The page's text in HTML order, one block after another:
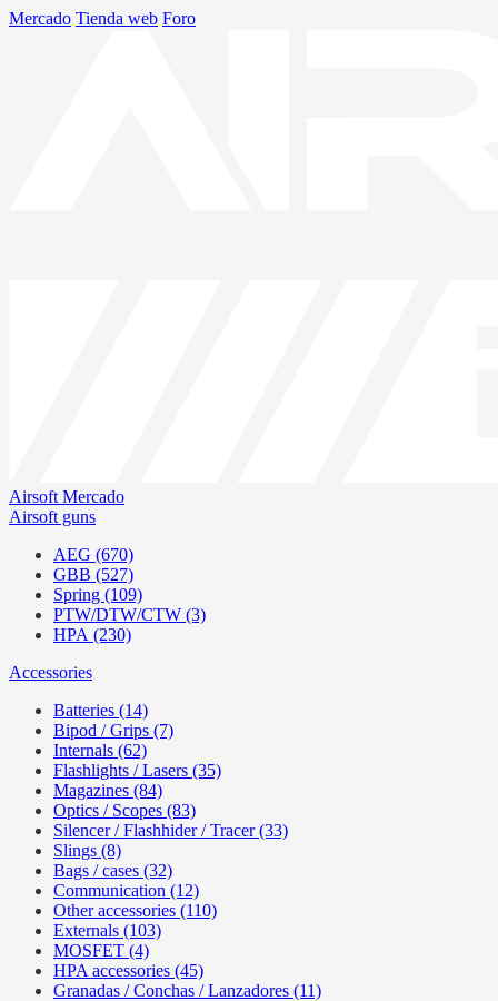
Mercado Tienda web Foro
Airsoft Mercado
Airsoft guns
AEG (670)
GBB (527)
Spring (109)
PTW/DTW/CTW (3)
HPA (230)
Accessories
Batteries (14)
Bipod / Grips (7)
Internals (62)
Flashlights / Lasers (35)
Magazines (84)
Optics / Scopes (83)
Silencer / Flashhider / Tracer (33)
Slings (8)
Bags / cases (32)
Communication (12)
Other accessories (110)
Externals (103)
MOSFET (4)
HPA accessories (45)
Granadas / Conchas / Lanzadores (11)